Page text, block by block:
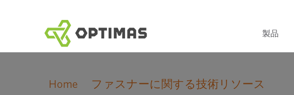
ン
製品
Home ファスナーに関する技術リソース